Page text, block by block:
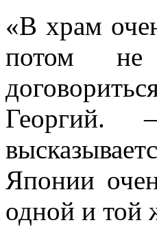
«В храм
потом не
Георгий.
Японии
одной и той